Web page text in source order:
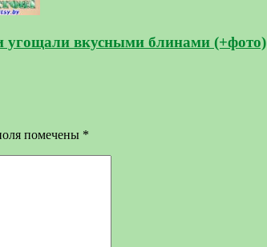
угощали вкусными блинами (+фото)
помечены *